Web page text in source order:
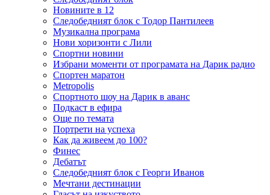
Новините в 12
Следобедният блок с Тодор Пантилеев
Музикална програма
Нови хоризонти с Лили
Спортни новини
Избрани моменти от програмата на Дарик радио
Спортен маратон
Metropolis
Спортното шоу на Дарик в аванс
Подкаст в ефира
Още по темата
Портрети на успеха
Как да живеем до 100?
Финес
Дебатът
Следобедният блок с Георги Иванов
Мечтани дестинации